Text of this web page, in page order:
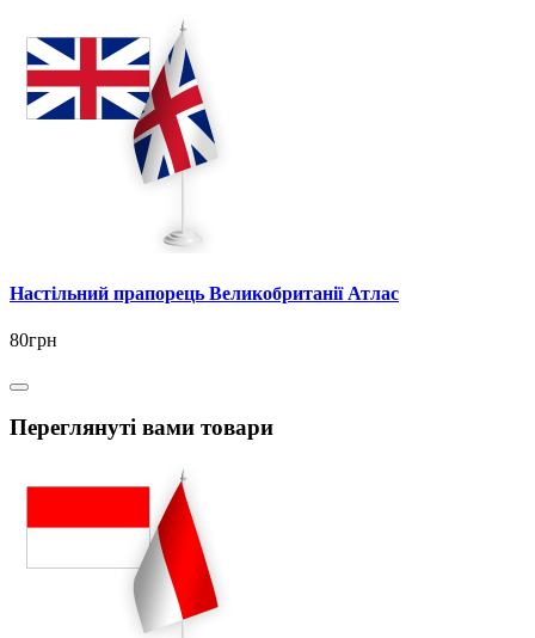
Настільний прапорець Великобританії Атлас
80грн
Переглянуті вами товари